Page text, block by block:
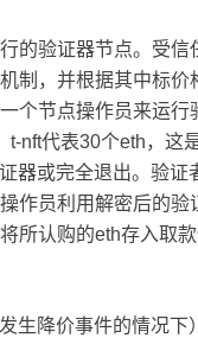
的验证器节点。受
制，并根据其中标
个节点操作员来运
t-nft代表30个eth，这
器或完全退出。验
作员利用解密后的
所认购的eth存入取
生降价事件的情况下